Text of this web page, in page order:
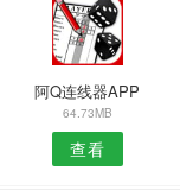
阿Q连线器APP
64.73MB
查看